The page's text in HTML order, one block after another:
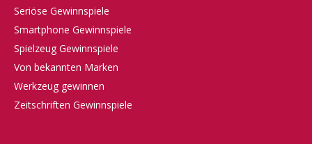
Seriöse Gewinnspiele
Smartphone Gewinnspiele
Spielzeug Gewinnspiele
Von bekannten Marken
Werkzeug gewinnen
Zeitschriften Gewinnspiele